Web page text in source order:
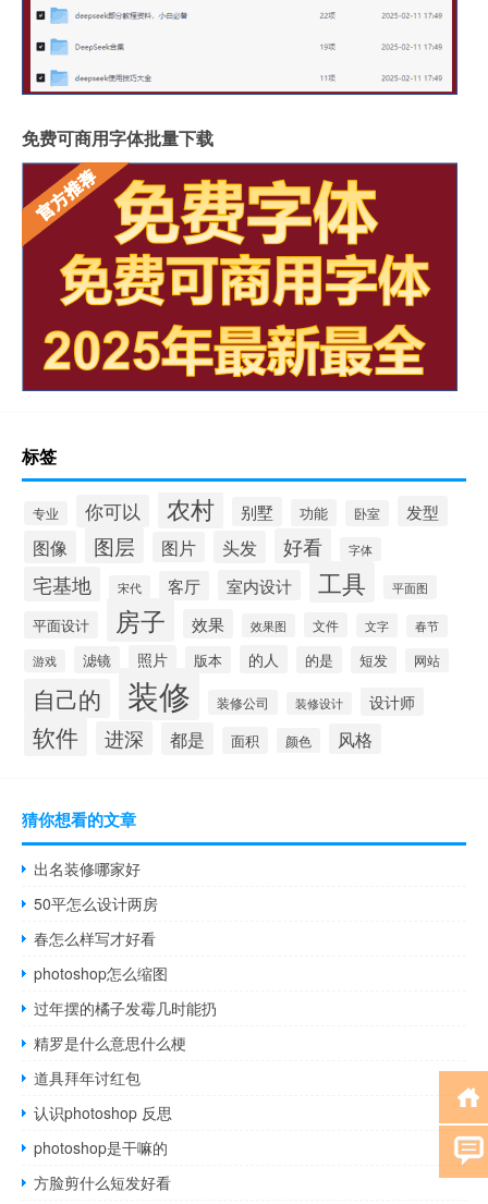
免费可商用字体批量下载
标签
专业 你可以 农村 别墅 功能 卧室 发型
图像 图层 图片 头发 好看 字体
宅基地 宋代 客厅 室内设计 工具 平面图
平面设计 房子 效果 效果图 文件 文字 春节
游戏 滤镜 照片 版本 的人 的是 短发 网站
自己的 装修 装修公司 装修设计 设计师
软件 进深 都是 面积 颜色 风格
猜你想看的文章
出名装修哪家好
50平怎么设计两房
春怎么样写才好看
photoshop怎么缩图
过年摆的橘子发霉几时能扔
精罗是什么意思什么梗
道具拜年讨红包
认识photoshop 反思
photoshop是干嘛的
方脸剪什么短发好看